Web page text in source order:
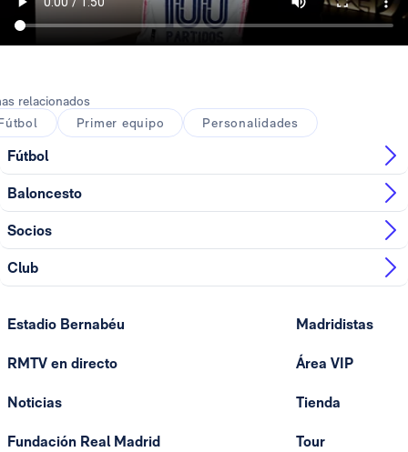
relacionados
Primer equipo Personalidades
Fútbol
Baloncesto
Socios
Club
Estadio Bernabéu
RMTV en directo
Noticias
Fundación Real Madrid
Madridistas
Área VIP
Tienda
Tour